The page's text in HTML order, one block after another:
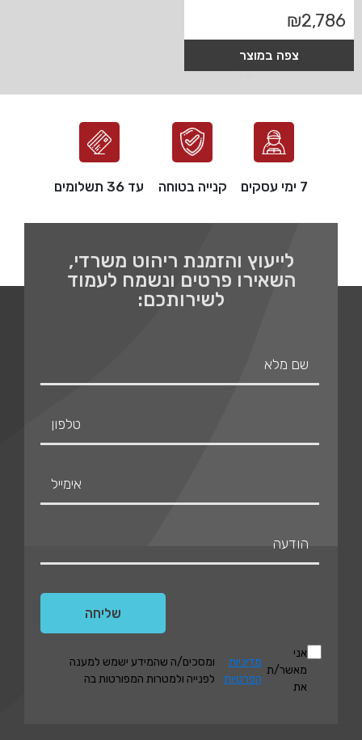
₪2,786
צפה במוצר
7 ימי עסקים קנייה בטוחה עד 36 תשלומים
לייעוץ והזמנת ריהוט משרדי,
השאירו פרטים ונשמח לעמוד
לשירותכם:
אני
מאשר/ת
את
מדיניות
הפרטיות
ומסכים/ה שהמידע ישמש למענה
לפנייה ולמטרות המפורטות בה